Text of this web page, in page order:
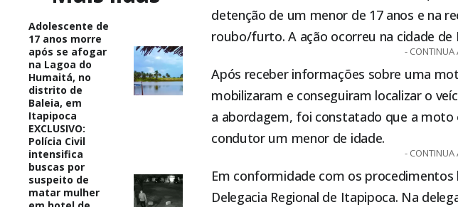
Adolescente de
17 anos morre
após se afogar
na Lagoa do
Humaitá, no
distrito de
Baleia, em
Itapipoca
EXCLUSIVO:
Polícia Civil
intensifica
buscas por
suspeito de
matar mulher
detenção de um menor de 17 anos e na
roubo/furto. A ação ocorreu na cidade de
- CONTINUA
Após receber informações sobre uma
mobilizaram e conseguiram localizar o
a abordagem, foi constatado que a moto
condutor um menor de idade.
- CONTINUA
Em conformidade com os
Delegacia Regional de Itapipoca. Na